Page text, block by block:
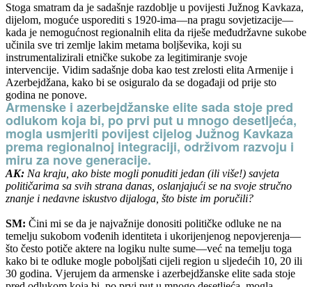
Stoga smatram da je sadašnje razdoblje u povijesti Južnog Kavkaza,
dijelom, moguće usporediti s 1920-ima—na pragu sovjetizacije—
kada je nemogućnost regionalnih elita da riješe međudržavne sukobe
učinila sve tri zemlje lakim metama boljševika, koji su
instrumentalizirali etničke sukobe za legitimiranje svoje
intervencije. Vidim sadašnje doba kao test zrelosti elita Armenije i
Azerbejdžana, kako bi se osiguralo da se događaji od prije sto
godina ne ponove.
Armenske i azerbejdžanske elite sada stoje pred
odlukom koja bi, po prvi put u mnogo desetljeća,
mogla usmjeriti povijest cijelog Južnog Kavkaza
prema regionalnoj integraciji, održivom razvoju i
miru za nove generacije.
AK: Na kraju, ako biste mogli ponuditi jedan (ili više!) savjeta
političarima sa svih strana danas, oslanjajući se na svoje stručno
znanje i nedavne iskustvo dijaloga, što biste im poručili?
SM: Čini mi se da je najvažnije donositi političke odluke ne na
temelju sukobom vođenih identiteta i ukorijenjenog nepovjerenja—
što često potiče aktere na logiku nulte sume—već na temelju toga
kako bi te odluke mogle poboljšati cijeli region u sljedećih 10, 20 ili
30 godina. Vjerujem da armenske i azerbejdžanske elite sada stoje